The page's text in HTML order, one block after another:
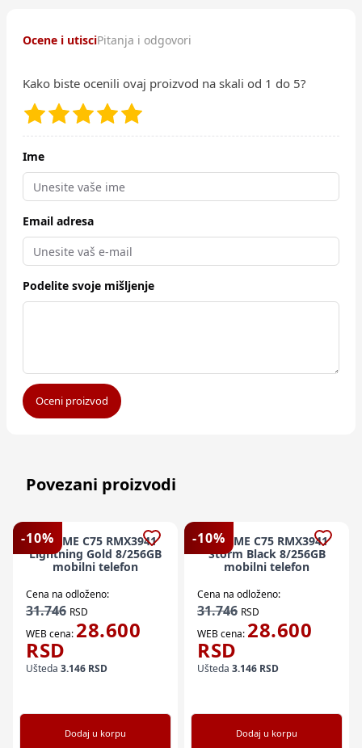
Ocene i utisciPitanja i odgovori
Kako biste ocenili ovaj proizvod na skali od 1 do 5?
Ime
Email adresa
Podelite svoje mišljenje
Oceni proizvod
Povezani proizvodi
-10%
REALME C75 RMX3941
Lightning Gold 8/256GB
mobilni telefon
Cena na odloženo:
31.746 RSD
WEB cena: 28.600
RSD
Ušteda 3.146 RSD
Dodaj u korpu
-10%
REALME C75 RMX3941
Storm Black 8/256GB
mobilni telefon
Cena na odloženo:
31.746 RSD
WEB cena: 28.600
RSD
Ušteda 3.146 RSD
Dodaj u korpu